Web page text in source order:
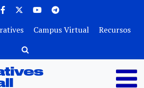
Campus Virtual Recursos